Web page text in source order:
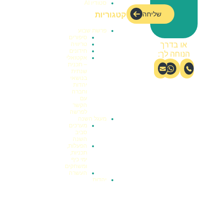
שליחה
או בדרך
הנוחה לך:
סטודיו AI
קטגוריות
פרשת שבוע
סיפורים
טריוויה
חידונים
אקטואלי
– תכנית
שנתית
בנושאי
יהדות
וחברה
עם
הקשר
לפרשה
מעגל השנה
מערכים
סביב
השנה
הפעלות,
תכניות,
ימי כיף
ומשחקים
העשרה
יהדות